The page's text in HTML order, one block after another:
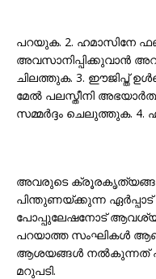
പറയുക. 2. ഹമാസിനേ
അവസാനിപ്പിക്കുവാൻ
ചിലത്തുക. 3. ഈജിപ്ത്
മേൽ പലസ്തീനി
സമ്മർദ്ദം ചെലുത്തുക. 4.
അവരുടെ
പിന്തുണയ്ക്കുന്ന
പോപ്പുലേഷനോട്
പറയാത്ത സംഘികൾ
ആശയങ്ങൾ നൽകുന്നത്
മറുപടി.